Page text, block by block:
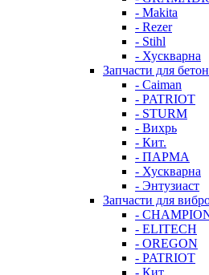
- Makita
- Rezer
- Stihl
- Хускварна
Запчасти для
- Caiman
- PATRIOT
- STURM
- Вихрь
- Кит.
- ПАРМА
- Хускварна
- Энтузиаст
Запчасти для
-
- ELITECH
- OREGON
- PATRIOT
- Кит.